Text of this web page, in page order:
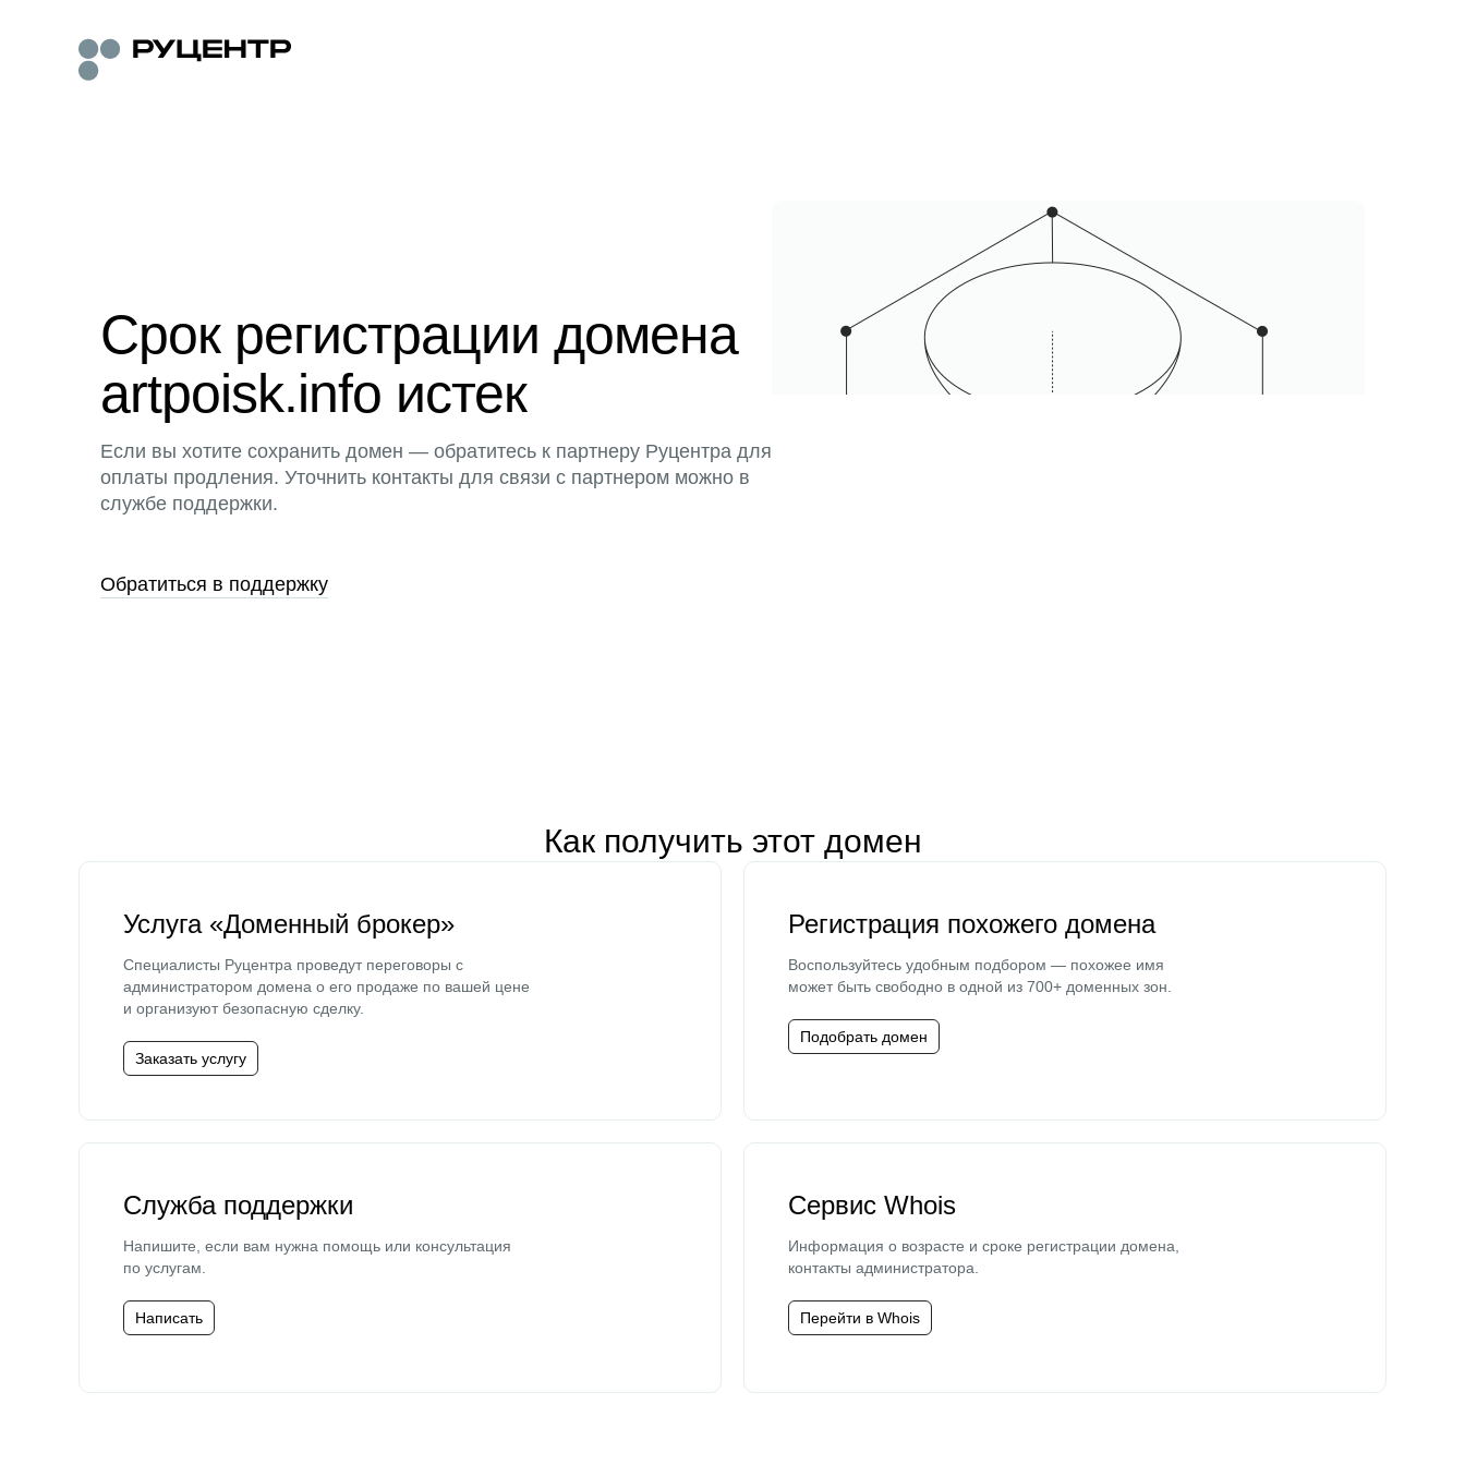
Срок регистрации домена
artpoisk.info истек
Если вы хотите сохранить домен — обратитесь к партнеру Руцентра для
оплаты продления. Уточнить контакты для связи с партнером можно в
службе поддержки.
Обратиться в поддержку
Как получить этот домен
Услуга «Доменный брокер»
Специалисты Руцентра проведут переговоры с
администратором домена о его продаже по вашей цене
и организуют безопасную сделку.
Заказать услугу
Регистрация похожего домена
Воспользуйтесь удобным подбором — похожее имя
может быть свободно в одной из 700+ доменных зон.
Подобрать домен
Служба поддержки
Напишите, если вам нужна помощь или консультация
по услугам.
Написать
Сервис Whois
Информация о возрасте и сроке регистрации домена,
контакты администратора.
Перейти в Whois